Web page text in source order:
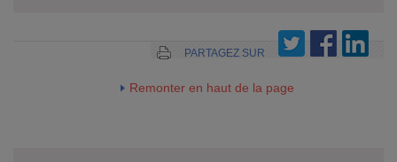
PARTAGEZ SUR
Remonter en haut de la page